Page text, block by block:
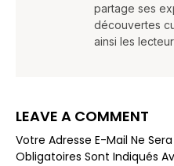
partage ses
découvertes
ainsi les
LEAVE A COMMENT
Votre Adresse E-Mail Ne
Obligatoires Sont Indiqués